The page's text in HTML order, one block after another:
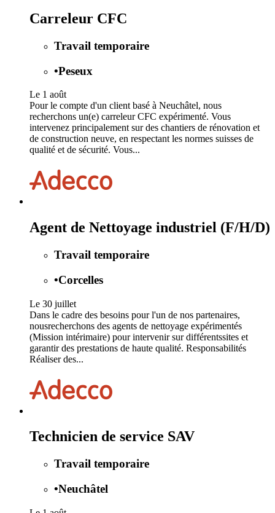
Carreleur CFC
Travail temporaire
•Peseux
Le 1 août
Pour le compte d'un client basé à Neuchâtel, nous
recherchons un(e) carreleur CFC expérimenté. Vous
intervenez principalement sur des chantiers de rénovation et
de construction neuve, en respectant les normes suisses de
qualité et de sécurité. Vous...
Agent de Nettoyage industriel (F/H/D)
Travail temporaire
•Corcelles
Le 30 juillet
Dans le cadre des besoins pour l'un de nos partenaires,
nousrecherchons des agents de nettoyage expérimentés
(Mission intérimaire) pour intervenir sur différentssites et
garantir des prestations de haute qualité. Responsabilités
Réaliser des...
Technicien de service SAV
Travail temporaire
•Neuchâtel